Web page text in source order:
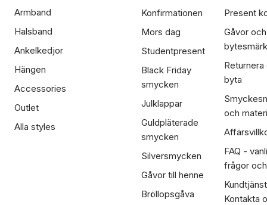
Armband
Halsband
Ankelkedjor
Hängen
Accessories
Outlet
Alla styles
Konfirmationen
Mors dag
Studentpresent
Black Friday
smycken
Julklappar
Guldpläterade
smycken
Silversmycken
Gåvor till henne
Bröllopsgåva
Present
Gåvor och
Returnera
byta
och
FAQ -
frågor
Kontakta